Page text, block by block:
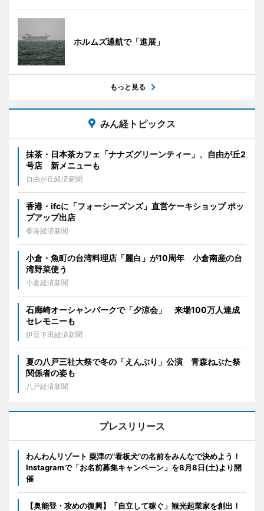
ホルムズ通航で「進展」
もっと見る
みん経トピックス
抹茶・日本茶カフェ「ナナズグリーンティー」、自由が丘2
号店 新メニューも
自由が丘経済新聞
香港・ifcに「フォーシーズンズ」直営ケーキショップ ポッ
プアップ出店
香港経済新聞
小倉・魚町の台湾料理店「麗白」が10周年 小倉南産の台
湾野菜使う
小倉経済新聞
石廊崎オーシャンパークで「夕涼会」 来場100万人達成
セレモニーも
伊豆下田経済新聞
夏の八戸三社大祭で冬の「えんぶり」公演 青森ねぶた祭
関係者の姿も
八戸経済新聞
プレスリリース
わんわんリゾート 粟津の"看板犬"の名前をみんなで決めよう！
Instagramで「お名前募集キャンペーン」を8月8日(土)より開
催
【奥能登・攻めの復興】「自立して稼ぐ」観光起業家を創出！